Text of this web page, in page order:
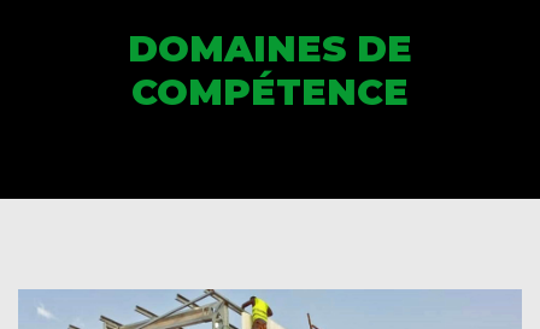
DOMAINES DE
COMPÉTENCE